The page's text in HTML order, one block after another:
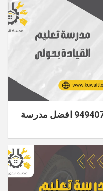
مدرسة تعليم القيادة حولي 94940747 افضل مدرسة